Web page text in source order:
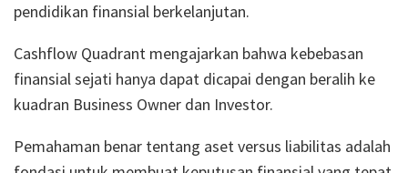
pendidikan finansial berkelanjutan.
Cashflow Quadrant mengajarkan bahwa kebebasan
finansial sejati hanya dapat dicapai dengan beralih ke
kuadran Business Owner dan Investor.
Pemahaman benar tentang aset versus liabilitas adalah